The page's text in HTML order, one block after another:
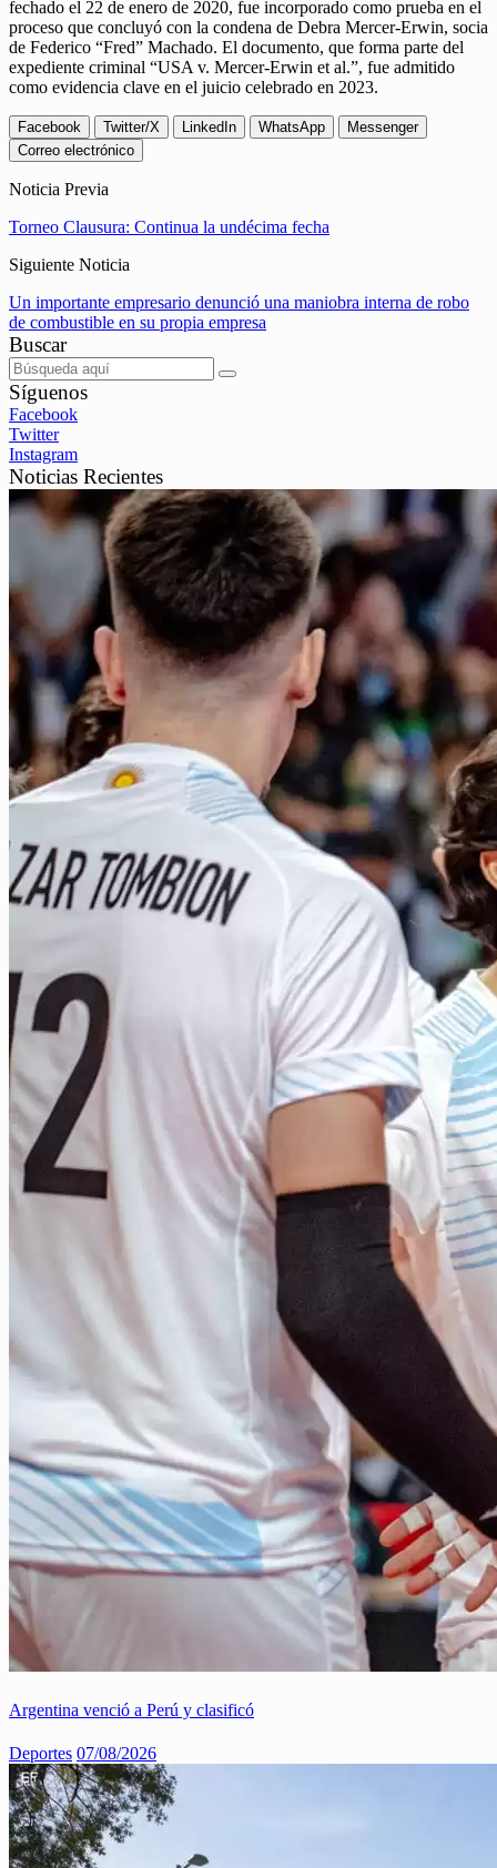
fechado el 22 de enero de 2020, fue incorporado como prueba en el
proceso que concluyó con la condena de Debra Mercer-Erwin, socia
de Federico “Fred” Machado. El documento, que forma parte del
expediente criminal “USA v. Mercer-Erwin et al.”, fue admitido
como evidencia clave en el juicio celebrado en 2023.
Facebook Twitter/X LinkedIn WhatsApp
Messenger
Correo electrónico
Noticia Previa
Torneo Clausura: Continua la undécima fecha
Siguiente Noticia
Un importante empresario denunció una maniobra interna de robo
de combustible en su propia empresa
Buscar
Síguenos
Facebook
Twitter
Instagram
Noticias Recientes
Argentina venció a Perú y clasificó
Deportes 07/08/2026